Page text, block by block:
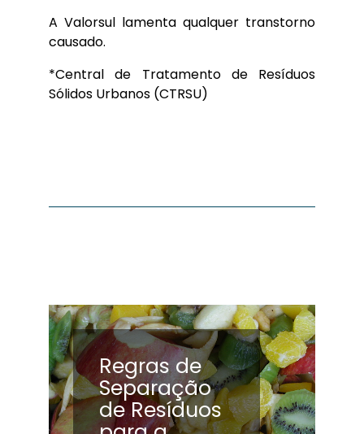
A Valorsul lamenta qualquer transtorno
causado.
*Central de Tratamento de Resíduos
Sólidos Urbanos (CTRSU)
Regras de
Separação
de Resíduos